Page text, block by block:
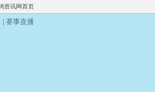
资讯网首页
赛事直播